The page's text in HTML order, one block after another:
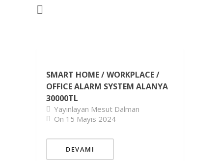
SMART HOME / WORKPLACE /
OFFICE ALARM SYSTEM ALANYA
30000TL
Yayınlayan Mesut Dalman
On 15 Mayıs 2024
DEVAMI